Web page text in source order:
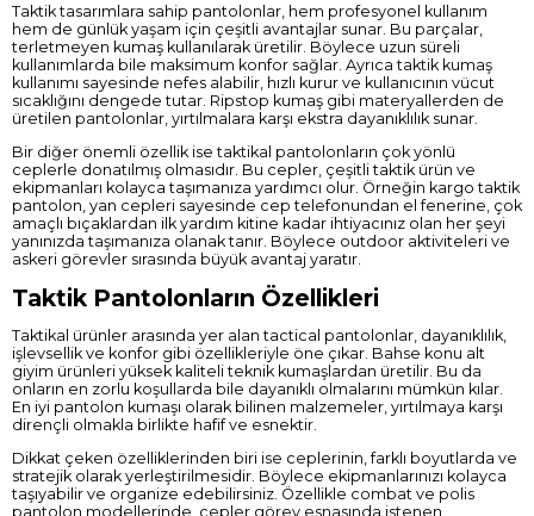
Taktik tasarımlara sahip pantolonlar, hem profesyonel kullanım
hem de günlük yaşam için çeşitli avantajlar sunar. Bu parçalar,
terletmeyen kumaş kullanılarak üretilir. Böylece uzun süreli
kullanımlarda bile maksimum konfor sağlar. Ayrıca taktik kumaş
kullanımı sayesinde nefes alabilir, hızlı kurur ve kullanıcının vücut
sıcaklığını dengede tutar. Ripstop kumaş gibi materyallerden de
üretilen pantolonlar, yırtılmalara karşı ekstra dayanıklılık sunar.
Bir diğer önemli özellik ise taktikal pantolonların çok yönlü
ceplerle donatılmış olmasıdır. Bu cepler, çeşitli taktik ürün ve
ekipmanları kolayca taşımanıza yardımcı olur. Örneğin kargo taktik
pantolon, yan cepleri sayesinde cep telefonundan el fenerine, çok
amaçlı bıçaklardan ilk yardım kitine kadar ihtiyacınız olan her şeyi
yanınızda taşımanıza olanak tanır. Böylece outdoor aktiviteleri ve
askeri görevler sırasında büyük avantaj yaratır.
Taktik Pantolonların Özellikleri
Taktikal ürünler arasında yer alan tactical pantolonlar, dayanıklılık,
işlevsellik ve konfor gibi özellikleriyle öne çıkar. Bahse konu alt
giyim ürünleri yüksek kaliteli teknik kumaşlardan üretilir. Bu da
onların en zorlu koşullarda bile dayanıklı olmalarını mümkün kılar.
En iyi pantolon kumaşı olarak bilinen malzemeler, yırtılmaya karşı
dirençli olmakla birlikte hafif ve esnektir.
Dikkat çeken özelliklerinden biri ise ceplerinin, farklı boyutlarda ve
stratejik olarak yerleştirilmesidir. Böylece ekipmanlarınızı kolayca
taşıyabilir ve organize edebilirsiniz. Özellikle combat ve polis
pantolon modellerinde, cepler görev esnasında istenen